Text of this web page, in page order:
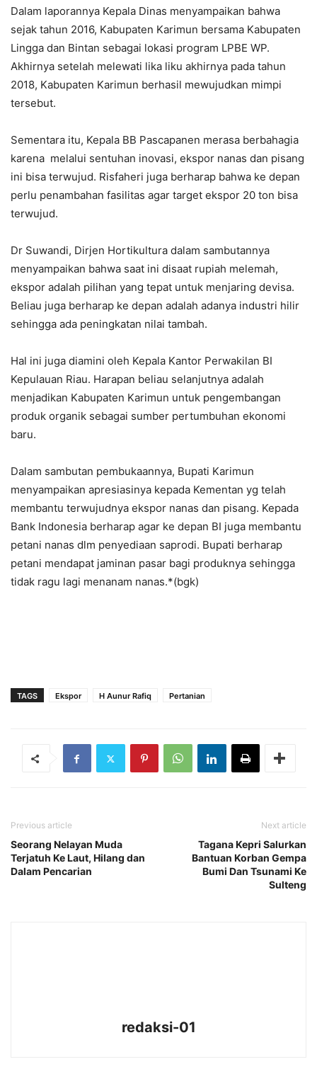
Dalam laporannya Kepala Dinas menyampaikan bahwa
sejak tahun 2016, Kabupaten Karimun bersama Kabupaten
Lingga dan Bintan sebagai lokasi program LPBE WP.
Akhirnya setelah melewati lika liku akhirnya pada tahun
2018, Kabupaten Karimun berhasil mewujudkan mimpi
tersebut.
Sementara itu, Kepala BB Pascapanen merasa berbahagia
karena melalui sentuhan inovasi, ekspor nanas dan pisang
ini bisa terwujud. Risfaheri juga berharap bahwa ke depan
perlu penambahan fasilitas agar target ekspor 20 ton bisa
terwujud.
Dr Suwandi, Dirjen Hortikultura dalam sambutannya
menyampaikan bahwa saat ini disaat rupiah melemah,
ekspor adalah pilihan yang tepat untuk menjaring devisa.
Beliau juga berharap ke depan adalah adanya industri hilir
sehingga ada peningkatan nilai tambah.
Hal ini juga diamini oleh Kepala Kantor Perwakilan BI
Kepulauan Riau. Harapan beliau selanjutnya adalah
menjadikan Kabupaten Karimun untuk pengembangan
produk organik sebagai sumber pertumbuhan ekonomi
baru.
Dalam sambutan pembukaannya, Bupati Karimun
menyampaikan apresiasinya kepada Kementan yg telah
membantu terwujudnya ekspor nanas dan pisang. Kepada
Bank Indonesia berharap agar ke depan BI juga membantu
petani nanas dlm penyediaan saprodi. Bupati berharap
petani mendapat jaminan pasar bagi produknya sehingga
tidak ragu lagi menanam nanas.*(bgk)
TAGS Ekspor H Aunur Rafiq Pertanian
Previous article
Seorang Nelayan Muda
Terjatuh Ke Laut, Hilang dan
Dalam Pencarian
Next article
Tagana Kepri Salurkan
Bantuan Korban Gempa
Bumi Dan Tsunami Ke
Sulteng
redaksi-01